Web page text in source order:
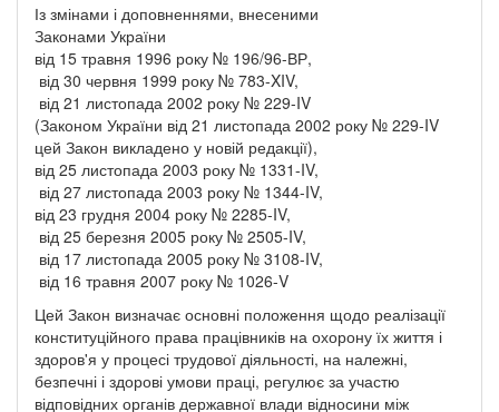
Із змінами і доповненнями, внесеними
Законами України
від 15 травня 1996 року № 196/96-ВР,
від 30 червня 1999 року № 783-XIV,
від 21 листопада 2002 року № 229-IV
(Законом України від 21 листопада 2002 року № 229-IV
цей Закон викладено у новій редакції),
від 25 листопада 2003 року № 1331-IV,
від 27 листопада 2003 року № 1344-IV,
від 23 грудня 2004 року № 2285-IV,
від 25 березня 2005 року № 2505-IV,
від 17 листопада 2005 року № 3108-IV,
від 16 травня 2007 року № 1026-V
Цей Закон визначає основні положення щодо реалізації
конституційного права працівників на охорону їх життя і
здоров'я у процесі трудової діяльності, на належні,
безпечні і здорові умови праці, регулює за участю
відповідних органів державної влади відносини між